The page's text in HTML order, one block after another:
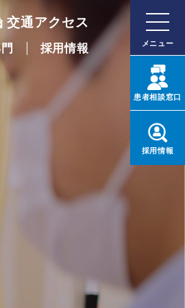
交通アクセス
採用情報 メニュー
患者相談窓口
採用情報